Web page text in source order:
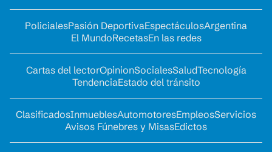
PolicialesPasión DeportivaEspectáculosArgentina
El MundoRecetasEn las redes
Cartas del lectorOpinionSocialesSaludTecnología
TendenciaEstado del tránsito
ClasificadosInmueblesAutomotoresEmpleosServicios
Avisos Fúnebres y MisasEdictos